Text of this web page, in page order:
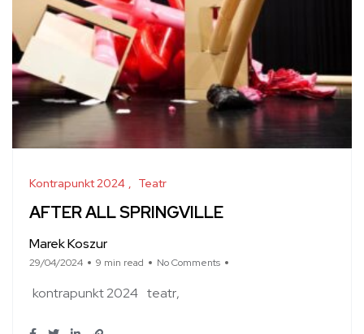
Kontrapunkt 2024 Teatr
AFTER ALL SPRINGVILLE
Marek Koszur
29/04/2024 9 min read No Comments
kontrapunkt 2024 teatr